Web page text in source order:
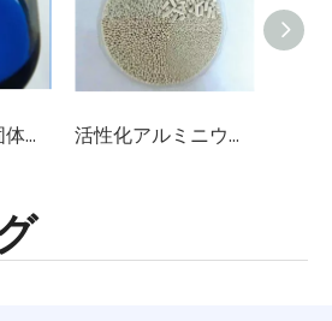
高性能液体・固体脱硫触媒（スルホン化フタロシアニンコバルト） 活性化アルミニウム/酸化アルミニウム/触媒担体(Al2O3含有量96%-98%)